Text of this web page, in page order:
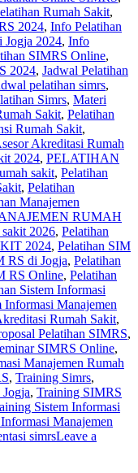
Rumah Sakit,
2024, Info Pelatihan
Jogja 2024, Info
SIMRS Online,
2024, Jadwal Pelatihan
pelatihan simrs,
Simrs, Materi
Sakit, Pelatihan
Rumah Sakit,
Akreditasi Rumah
2024, PELATIHAN
sakit, Pelatihan
, Pelatihan
Manajemen
RUMAH
2026, Pelatihan
2024, Pelatihan SIM
RS di Jogja, Pelatihan
RS Online, Pelatihan
Sistem Informasi
Informasi Manajemen
Rumah Sakit,
Pelatihan SIMRS,
SIMRS Online,
Manajemen Rumah
, Training Simrs,
, Training SIMRS
Sistem Informasi
Manajemen
simrsLeave a